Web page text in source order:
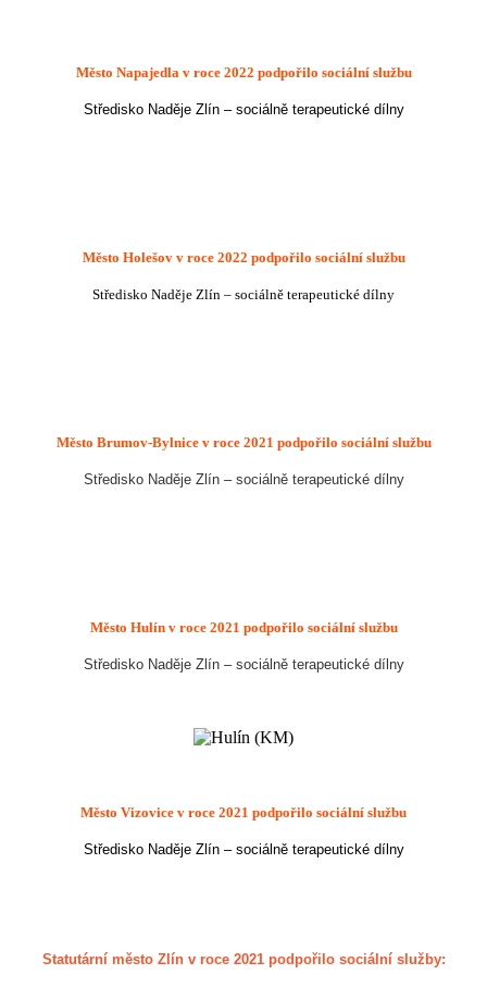
Město Napajedla v roce 2022 podpořilo sociální službu
Středisko Naděje Zlín – sociálně terapeutické dílny
Město Holešov v roce 2022 podpořilo sociální službu
Středisko Naděje Zlín – sociálně terapeutické dílny
Město Brumov-Bylnice v roce 2021 podpořilo sociální službu
Středisko Naděje Zlín – sociálně terapeutické dílny
Město Hulín v roce 2021 podpořilo sociální službu
Středisko Naděje Zlín – sociálně terapeutické dílny
Město Vizovice v roce 2021 podpořilo sociální službu
Středisko Naděje Zlín – sociálně terapeutické dílny
Statutární město Zlín v roce 2021 podpořilo sociální služby: